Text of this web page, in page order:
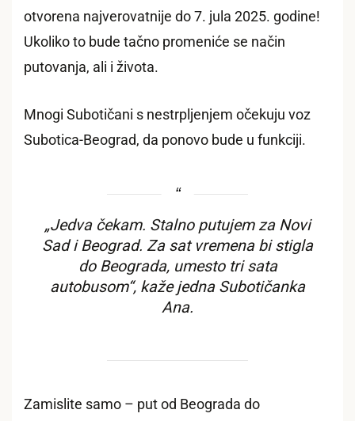
otvorena najverovatnije do 7. jula 2025. godine!
Ukoliko to bude tačno promeniće se način
putovanja, ali i života.
Mnogi Subotičani s nestrpljenjem očekuju voz
Subotica-Beograd, da ponovo bude u funkciji.
„Jedva čekam. Stalno putujem za Novi
Sad i Beograd. Za sat vremena bi stigla
do Beograda, umesto tri sata
autobusom“, kaže jedna Subotičanka
Ana.
Zamislite samo – put od Beograda do